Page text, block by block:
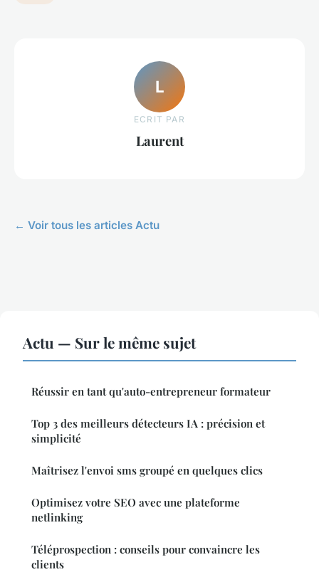
L
ECRIT PAR
Laurent
← Voir tous les articles Actu
Actu — Sur le même sujet
Réussir en tant qu'auto-entrepreneur formateur
Top 3 des meilleurs détecteurs IA : précision et
simplicité
Maîtrisez l'envoi sms groupé en quelques clics
Optimisez votre SEO avec une plateforme
netlinking
Téléprospection : conseils pour convaincre les
clients